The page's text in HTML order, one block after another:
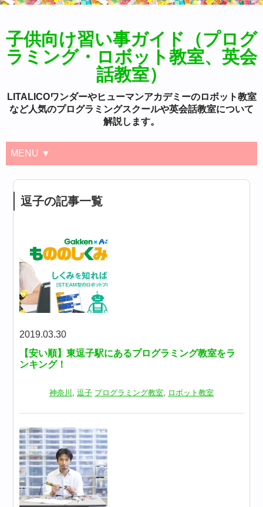
子供向け習い事ガイド（プログ
ラミング・ロボット教室、英会
話教室）
LITALICOワンダーやヒューマンアカデミーのロボット教室
など人気のプログラミングスクールや英会話教室について
解説します。
MENU ▼
逗子の記事一覧
2019.03.30
【安い順】東逗子駅にあるプログラミング教室をラ
ンキング！
神奈川 , 逗子 プログラミング教室, ロボット教室